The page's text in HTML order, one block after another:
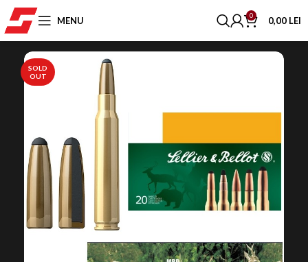
MENU 0 0,00 LEI
SOLD
OUT